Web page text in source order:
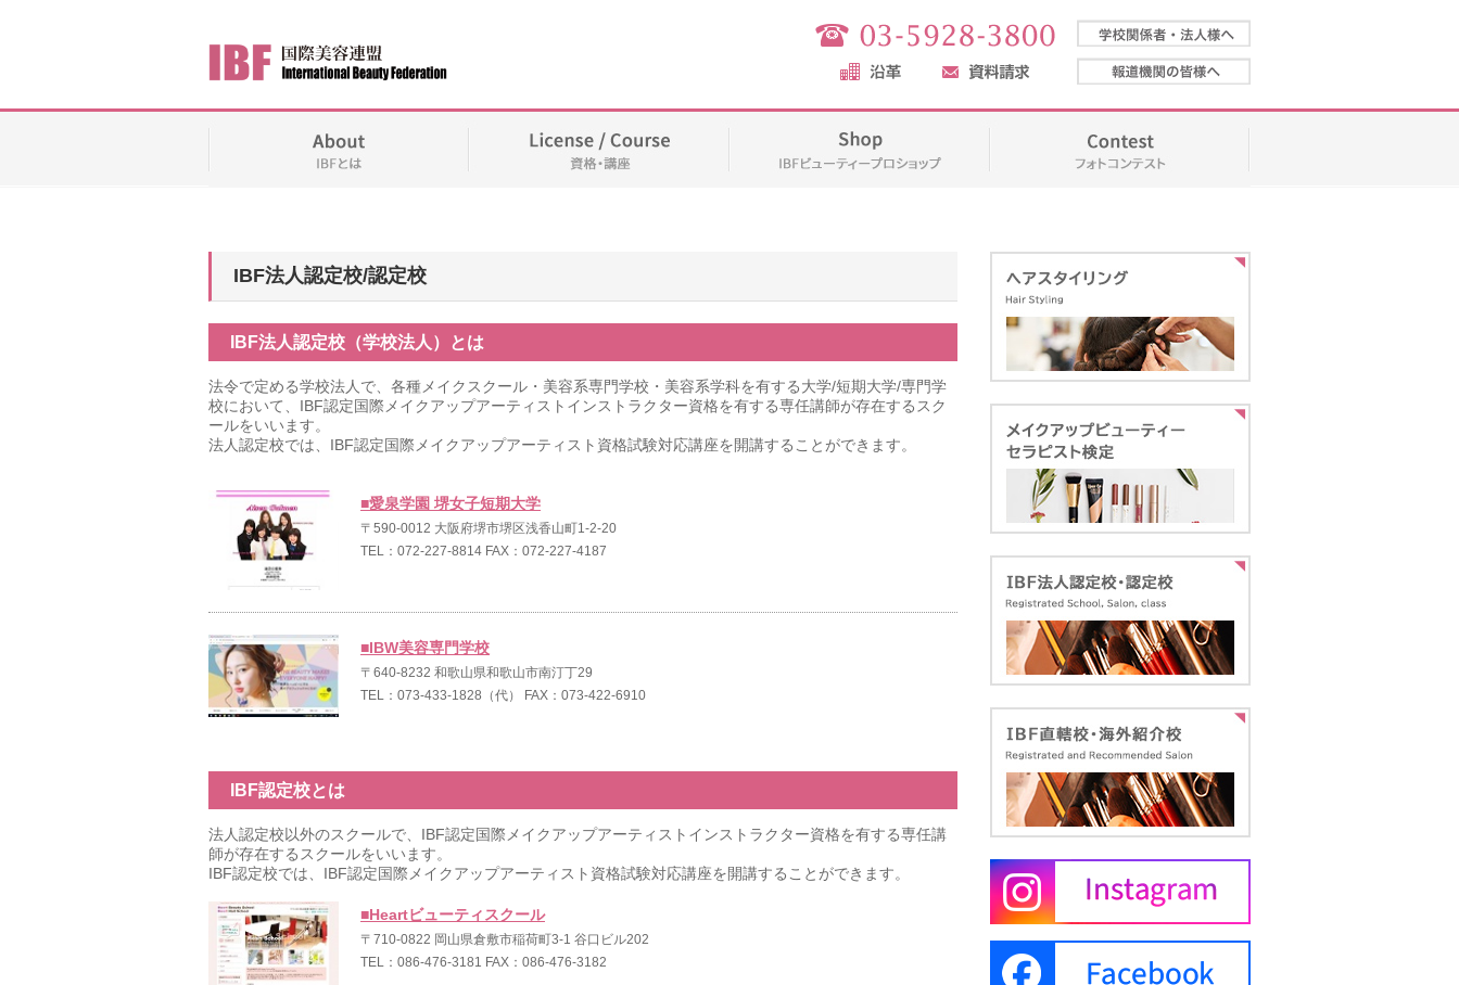
IBF法人認定校/認定校
IBF法人認定校（学校法人）とは
法令で定める学校法人で、各種メイクスクール・美容系専門学校・美容系学科を有する大学/短期大学/専門学
校において、IBF認定国際メイクアップアーティストインストラクター資格を有する専任講師が存在するスク
ールをいいます。
法人認定校では、IBF認定国際メイクアップアーティスト資格試験対応講座を開講することができます。
■愛泉学園 堺女子短期大学
〒590-0012 大阪府堺市堺区浅香山町1-2-20
TEL：072-227-8814 FAX：072-227-4187
■IBW美容専門学校
〒640-8232 和歌山県和歌山市南汀丁29
TEL：073-433-1828（代） FAX：073-422-6910
IBF認定校とは
法人認定校以外のスクールで、IBF認定国際メイクアップアーティストインストラクター資格を有する専任講
師が存在するスクールをいいます。
IBF認定校では、IBF認定国際メイクアップアーティスト資格試験対応講座を開講することができます。
■Heartビューティスクール
〒710-0822 岡山県倉敷市稲荷町3-1 谷口ビル202
TEL：086-476-3181 FAX：086-476-3182